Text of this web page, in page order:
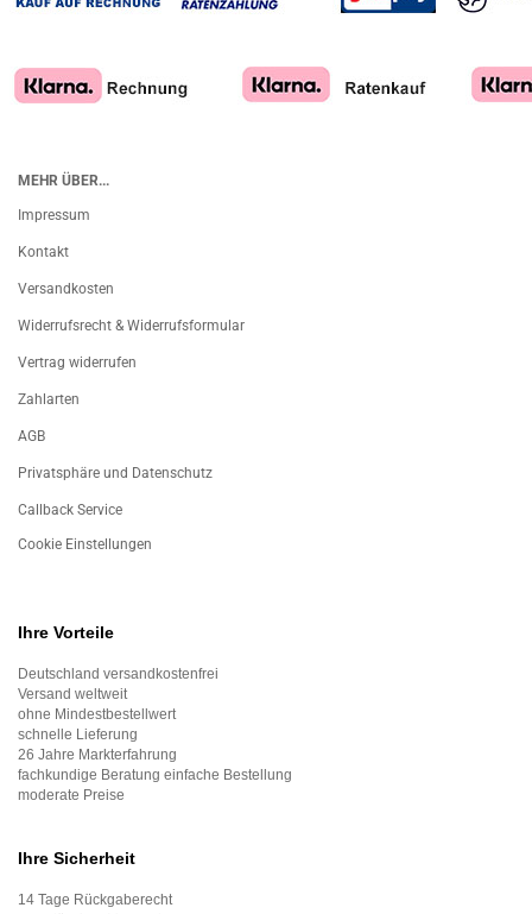
MEHR ÜBER...
Impressum
Kontakt
Versandkosten
Widerrufsrecht & Widerrufsformular
Vertrag widerrufen
Zahlarten
AGB
Privatsphäre und Datenschutz
Callback Service
Cookie Einstellungen
Ihre Vorteile
Deutschland versandkostenfrei
Versand weltweit
ohne Mindestbestellwert
schnelle Lieferung
26 Jahre Markterfahrung
fachkundige Beratung einfache Bestellung
moderate Preise
Ihre Sicherheit
14 Tage Rückgaberecht